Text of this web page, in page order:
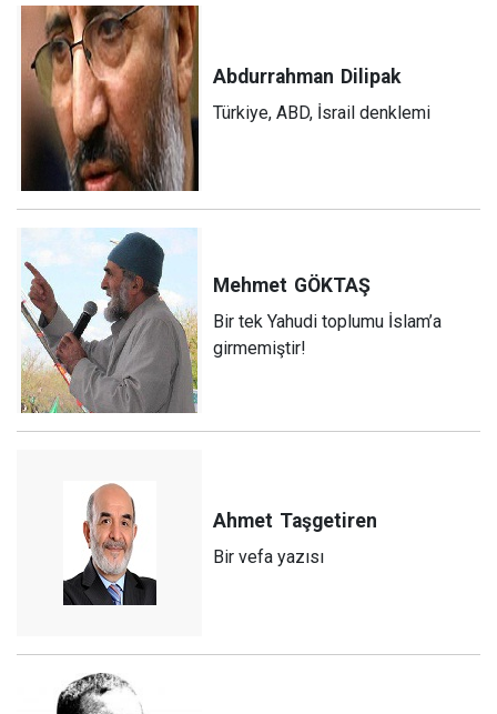
Abdurrahman Dilipak
Türkiye, ABD, İsrail denklemi
Mehmet GÖKTAŞ
Bir tek Yahudi toplumu İslam’a
girmemiştir!
Ahmet Taşgetiren
Bir vefa yazısı